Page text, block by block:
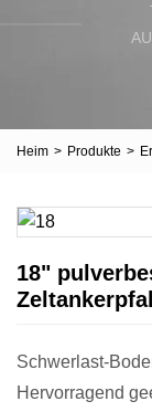
Heim > Produkte >
18"
Schwerlast-
Hervorragend